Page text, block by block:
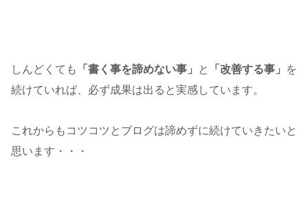
しんどくても 「書く事を諦めない事」 と 「改善する事」
を
続けていれば、必ず成果は出ると実感しています。
これからもコツコツとブログは諦めずに続けていきたいと
思います・・・